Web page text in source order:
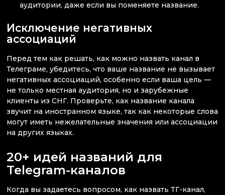
аудитории, даже если вы поменяете название.
Исключение негативных
ассоциаций
Перед тем как решать, как можно назвать канал в
Телеграме, убедитесь, что ваше название не вызывает
негативных ассоциаций, особенно если ваша цель —
не только местная аудитория, но и зарубежные
клиенты из СНГ. Проверьте, как название канала
звучит на иностранном языке, так как некоторые слова
могут иметь нежелательные значения или ассоциации
на других языках.
20+ идей названий для
Telegram-каналов
Когда вы задаетесь вопросом, как назвать ТГ-канал,